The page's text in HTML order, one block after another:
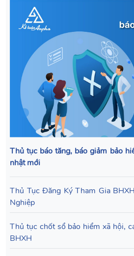
Thủ tục báo tăng, báo giảm bảo
nhật mới
Thủ Tục Đăng Ký Tham Gia
Nghiệp
Thủ tục chốt sổ bảo hiểm xã hội,
BHXH